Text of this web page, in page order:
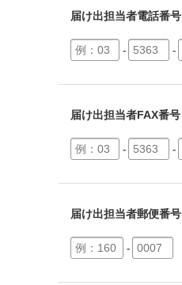
届け出担当者電話番号
- -
届け出担当者FAX番号
- -
届け出担当者郵便番号
-